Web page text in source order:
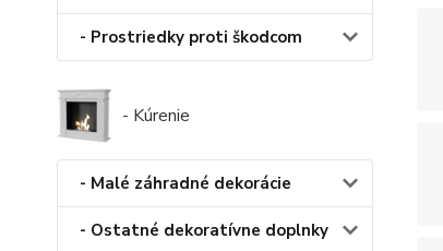
- Prostriedky proti škodcom
- Kúrenie
- Malé záhradné dekorácie
- Ostatné dekoratívne doplnky